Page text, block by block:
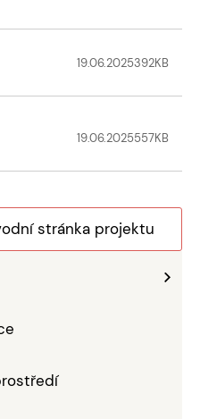
19.06.2025392KB
19.06.2025557KB
stránka projektu